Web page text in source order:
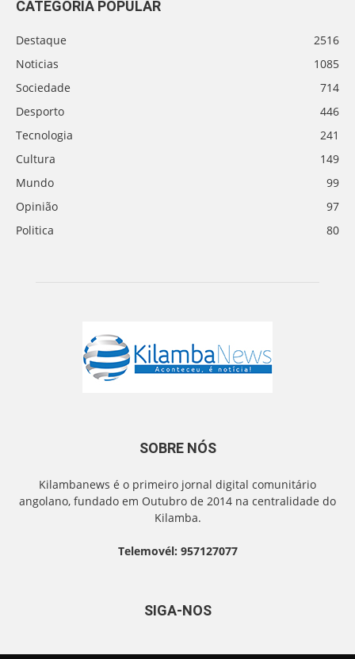
CATEGORIA POPULAR
Destaque
2516
Noticias
1085
Sociedade
714
Desporto
446
Tecnologia
241
Cultura
149
Mundo
99
Opinião
97
Politica
80
SOBRE NÓS
Kilambanews é o primeiro jornal digital comunitário
angolano, fundado em Outubro de 2014 na centralidade do
Kilamba.
Telemovél: 957127077
SIGA-NOS